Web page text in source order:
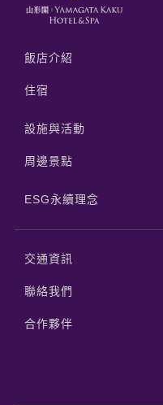
飯店介紹
住宿
設施與活動
周邊景點
ESG永續理念
交通資訊
聯絡我們
合作夥伴